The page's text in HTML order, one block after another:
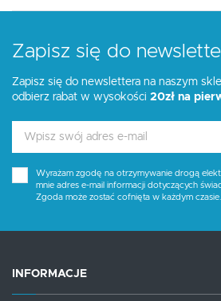
Zapisz się do
Zapisz się do newslettera na naszym
odbierz rabat w wysokości 20zł na
Wyrażam zgodę na otrzymywanie drogą
mnie adres e-mail informacji dotyczących
Zgoda może zostać cofnięta w każdym czasie.
INFORMACJE